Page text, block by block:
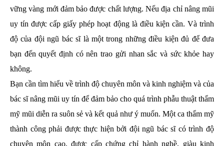
vững vàng mới đảm bảo được chất lượng. Nếu địa chỉ nâng mũi
uy tín được cấp giấy phép hoạt động là điều kiện cần. Và trình
độ của đội ngũ bác sĩ là một trong những điều kiện đủ để đưa
bạn đến quyết định có nên trao gửi nhan sắc và sức khỏe hay
không.
Bạn cần tìm hiểu về trình độ chuyên môn và kinh nghiệm và của
bác sĩ nâng mũi uy tín để đảm bảo cho quá trình phẫu thuật thẩm
mỹ mũi diễn ra suôn sẻ và kết quả như ý muốn. Một ca thẩm mỹ
thành công phải được thực hiện bởi đội ngũ bác sĩ có trình độ
chuyên môn cao, được cấp chứng chỉ hành nghề, giàu kinh